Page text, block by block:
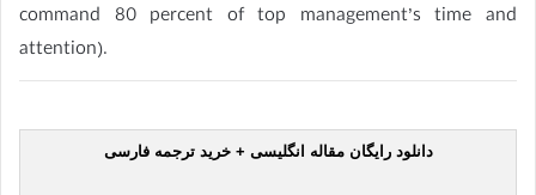
command 80 percent of top management’s time and
attention).
دانلود رایگان مقاله انگلیسی + خرید ترجمه فارسی